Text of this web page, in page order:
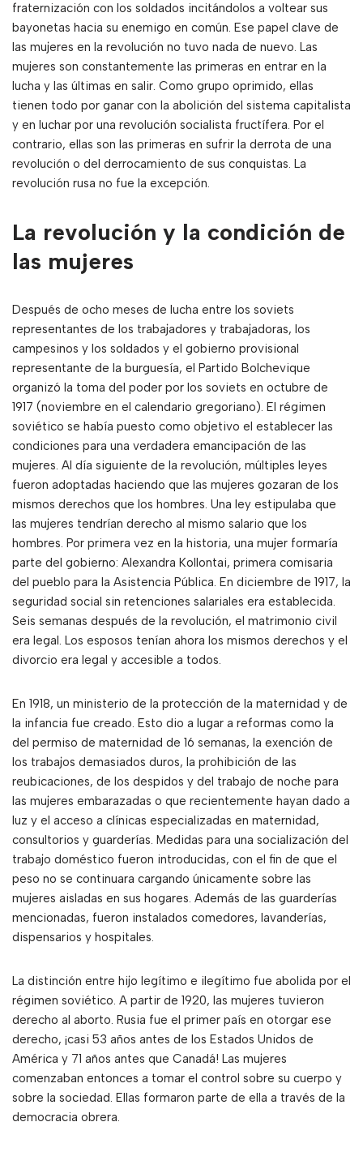
fraternización con los soldados incitándolos a voltear sus
bayonetas hacia su enemigo en común. Ese papel clave de
las mujeres en la revolución no tuvo nada de nuevo. Las
mujeres son constantemente las primeras en entrar en la
lucha y las últimas en salir. Como grupo oprimido, ellas
tienen todo por ganar con la abolición del sistema capitalista
y en luchar por una revolución socialista fructífera. Por el
contrario, ellas son las primeras en sufrir la derrota de una
revolución o del derrocamiento de sus conquistas. La
revolución rusa no fue la excepción.
La revolución y la condición de
las mujeres
Después de ocho meses de lucha entre los soviets
representantes de los trabajadores y trabajadoras, los
campesinos y los soldados y el gobierno provisional
representante de la burguesía, el Partido Bolchevique
organizó la toma del poder por los soviets en octubre de
1917 (noviembre en el calendario gregoriano). El régimen
soviético se había puesto como objetivo el establecer las
condiciones para una verdadera emancipación de las
mujeres. Al día siguiente de la revolución, múltiples leyes
fueron adoptadas haciendo que las mujeres gozaran de los
mismos derechos que los hombres. Una ley estipulaba que
las mujeres tendrían derecho al mismo salario que los
hombres. Por primera vez en la historia, una mujer formaría
parte del gobierno: Alexandra Kollontai, primera comisaria
del pueblo para la Asistencia Pública. En diciembre de 1917, la
seguridad social sin retenciones salariales era establecida.
Seis semanas después de la revolución, el matrimonio civil
era legal. Los esposos tenían ahora los mismos derechos y el
divorcio era legal y accesible a todos.
En 1918, un ministerio de la protección de la maternidad y de
la infancia fue creado. Esto dio a lugar a reformas como la
del permiso de maternidad de 16 semanas, la exención de
los trabajos demasiados duros, la prohibición de las
reubicaciones, de los despidos y del trabajo de noche para
las mujeres embarazadas o que recientemente hayan dado a
luz y el acceso a clínicas especializadas en maternidad,
consultorios y guarderías. Medidas para una socialización del
trabajo doméstico fueron introducidas, con el fin de que el
peso no se continuara cargando únicamente sobre las
mujeres aisladas en sus hogares. Además de las guarderías
mencionadas, fueron instalados comedores, lavanderías,
dispensarios y hospitales.
La distinción entre hijo legítimo e ilegítimo fue abolida por el
régimen soviético. A partir de 1920, las mujeres tuvieron
derecho al aborto. Rusia fue el primer país en otorgar ese
derecho, ¡casi 53 años antes de los Estados Unidos de
América y 71 años antes que Canadá! Las mujeres
comenzaban entonces a tomar el control sobre su cuerpo y
sobre la sociedad. Ellas formaron parte de ella a través de la
democracia obrera.